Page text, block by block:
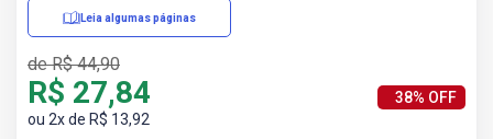
Leia algumas páginas
de R$ 44,90
R$ 27,84
ou 2x de R$ 13,92
38% OFF